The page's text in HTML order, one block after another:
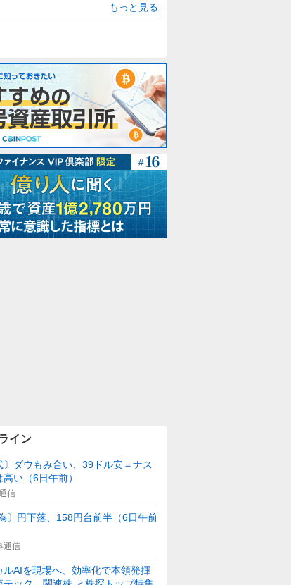
もっと見る
イン
〕ダウもみ合い、39ドル安＝ナス
高い（6日午前）
信
〕円下落、158円台前半（6日午前
通信
ルAIを現場へ、効率化で本領発揮